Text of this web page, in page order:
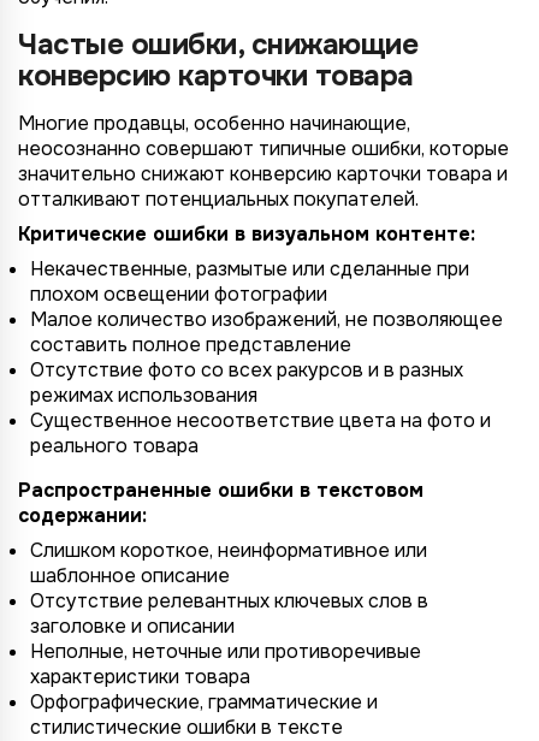
Частые ошибки, снижающие
конверсию карточки товара
Многие продавцы, особенно начинающие,
неосознанно совершают типичные ошибки, которые
значительно снижают конверсию карточки товара и
отталкивают потенциальных покупателей.
Критические ошибки в визуальном контенте:
Некачественные, размытые или сделанные при
плохом освещении фотографии
Малое количество изображений, не позволяющее
составить полное представление
Отсутствие фото со всех ракурсов и в разных
режимах использования
Существенное несоответствие цвета на фото и
реального товара
Распространенные ошибки в текстовом
содержании:
Слишком короткое, неинформативное или
шаблонное описание
Отсутствие релевантных ключевых слов в
заголовке и описании
Неполные, неточные или противоречивые
характеристики товара
Орфографические, грамматические и
стилистические ошибки в тексте